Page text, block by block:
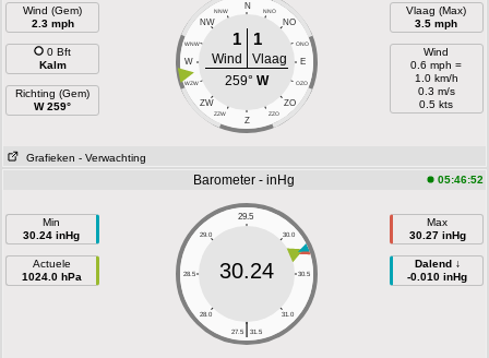
Wind (Gem)
2.3 mph
0 Bft
Kalm
Richting (Gem)
W 259°
N
NNW NNO
NW NO
WNW ONO
W E
WZW OZO
ZW ZO
ZZW ZZO
Z
1 1
Wind
Vlaag
259° W
Vlaag (Max)
3.5 mph
Wind
0.6 mph =
1.0 km/h
0.3 m/s
0.5 kts
Grafieken - Verwachting
Barometer - inHg 05:46:52
Min
30.24 inHg
Actuele
1024.0 hPa
29.5
29.0 30.0
28.5 30.5
28.0 31.0
|
27.5 31.5
30.24
Max
30.27 inHg
Dalend ↓
-0.010 inHg